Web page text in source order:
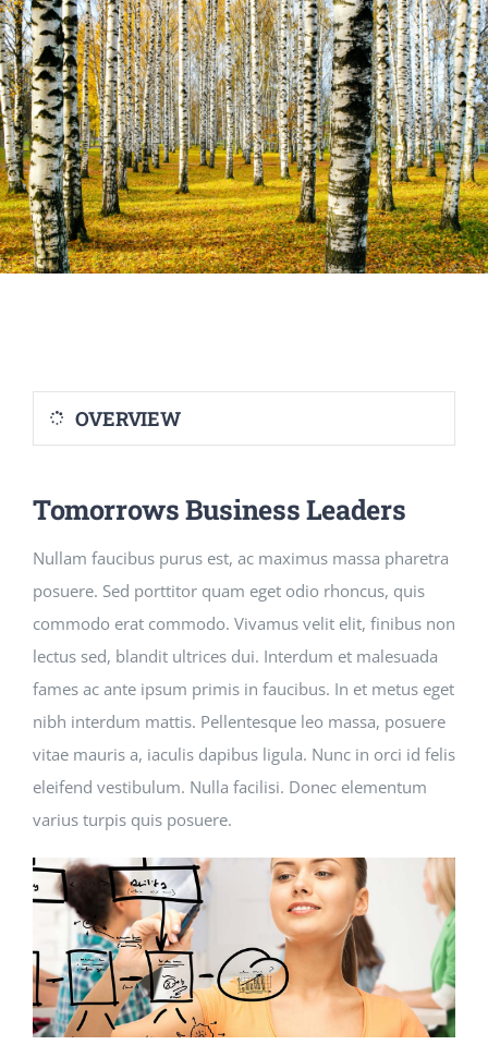
OVERVIEW
Tomorrows Business Leaders
Nullam faucibus purus est, ac maximus massa pharetra
posuere. Sed porttitor quam eget odio rhoncus, quis
commodo erat commodo. Vivamus velit elit, finibus non
lectus sed, blandit ultrices dui. Interdum et malesuada
fames ac ante ipsum primis in faucibus. In et metus eget
nibh interdum mattis. Pellentesque leo massa, posuere
vitae mauris a, iaculis dapibus ligula. Nunc in orci id felis
eleifend vestibulum. Nulla facilisi. Donec elementum
varius turpis quis posuere.